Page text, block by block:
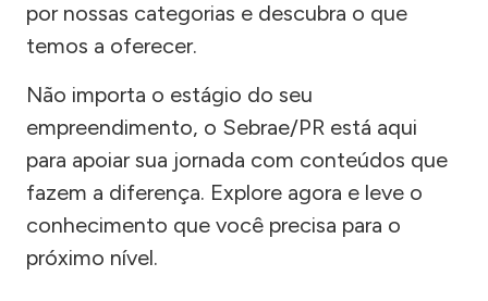
por nossas categorias e descubra o que
temos a oferecer.
Não importa o estágio do seu
empreendimento, o Sebrae/PR está aqui
para apoiar sua jornada com conteúdos que
fazem a diferença. Explore agora e leve o
conhecimento que você precisa para o
próximo nível.